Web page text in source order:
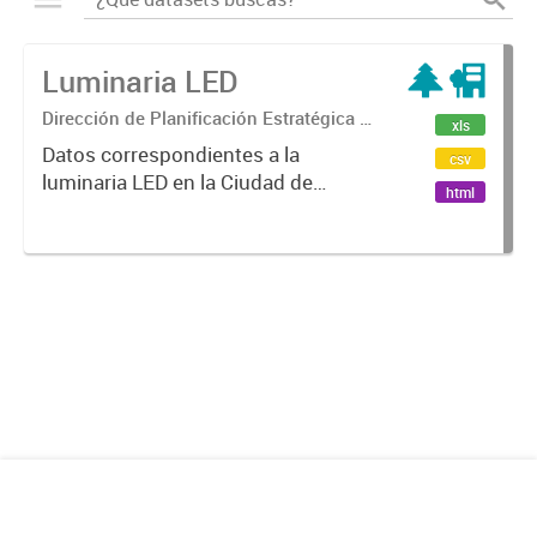
Luminaria LED
Dirección de Planificación Estratégica y
Gobierno Abierto
Datos correspondientes a la
luminaria LED en la Ciudad de
xls
csv
html